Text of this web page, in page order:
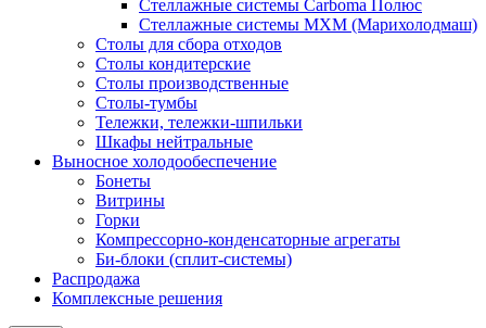
Стеллажные системы Carboma Полюс
Стеллажные системы МХМ (Марихолодмаш)
Столы для сбора отходов
Столы кондитерские
Столы производственные
Столы-тумбы
Тележки, тележки-шпильки
Шкафы нейтральные
Выносное холодообеспечение
Бонеты
Витрины
Горки
Компрессорно-конденсаторные агрегаты
Би-блоки (сплит-системы)
Распродажа
Комплексные решения